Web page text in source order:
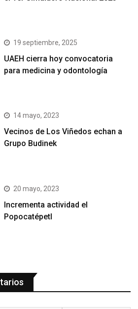
19 septiembre, 2025
UAEH cierra hoy convocatoria
para medicina y odontología
14 mayo, 2023
Vecinos de Los Viñedos echan a
Grupo Budinek
20 mayo, 2023
Incrementa actividad el
Popocatépetl